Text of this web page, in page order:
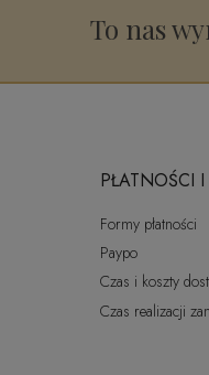
To nas
PŁATNOŚCI
Formy płatności
Paypo
Czas i koszty
Czas realizacji